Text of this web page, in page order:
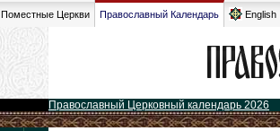
Поместные Церкви Православный Календарь English
Православный Церковный календарь 2026